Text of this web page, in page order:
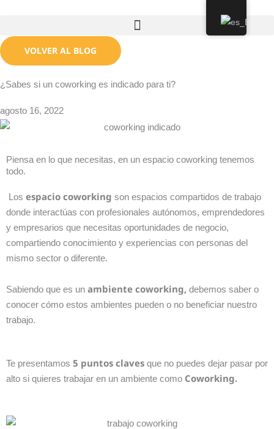
contenido
VOLVER AL BLOG
¿Sabes si un coworking es indicado para ti?
agosto 16, 2022
Piensa en lo que necesitas, en un espacio coworking tenemos
todo.
Los espacio coworking son espacios compartidos de trabajo
donde interactúas con profesionales autónomos, emprendedores
y empresarios que necesitas oportunidades de negocio,
compartiendo conocimiento y experiencias con personas del
mismo sector o diferente.
Sabiendo que es un ambiente coworking, debemos saber o
conocer cómo estos ambientes pueden o no beneficiar nuestro
trabajo.
Te presentamos 5 puntos claves que no puedes dejar pasar por
alto si quieres trabajar en un ambiente como Coworking.